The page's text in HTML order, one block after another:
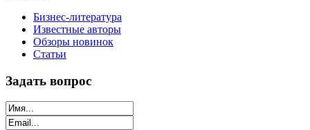
Бизнес-литература
Известные авторы
Обзоры новинок
Статьи
Задать вопрос